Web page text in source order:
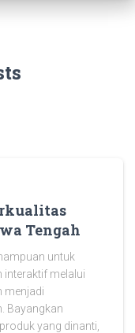
Tengah
untuk
interaktif melalui
menjadi
Bayangkan
yang dinanti,